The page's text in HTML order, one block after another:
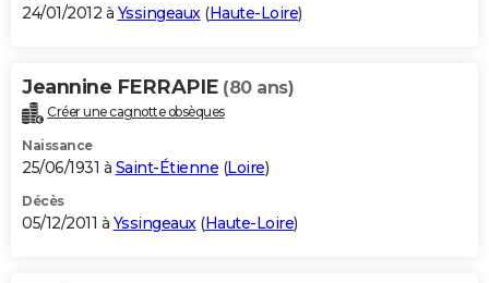
24/01/2012 à Yssingeaux(Haute-Loire)
Jeannine FERRAPIE (80 ans)
Créer une cagnotte obsèques
Naissance
25/06/1931 à Saint-Étienne (Loire)
Décès
05/12/2011 à Yssingeaux(Haute-Loire)